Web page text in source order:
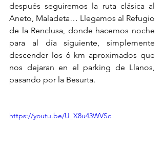
después seguiremos la ruta clásica al
Aneto, Maladeta… Llegamos al Refugio
de la Renclusa, donde hacemos noche
para al día siguiente, simplemente
descender los 6 km aproximados que
nos dejaran en el parking de Llanos,
pasando por la Besurta.
https://youtu.be/U_X8u43WVSc